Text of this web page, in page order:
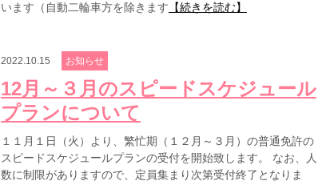
います（自動二輪車方を除きます 【続きを読む】
2022.10.15 お知らせ
12月～３月のスピードスケジュール
プランについて
１１月１日（火）より、繁忙期（１２月～３月）の普通免許の
スピードスケジュールプランの受付を開始致します。 なお、人
数に制限がありますので、定員集まり次第受付終了となりま